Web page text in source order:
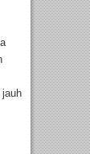
jauh